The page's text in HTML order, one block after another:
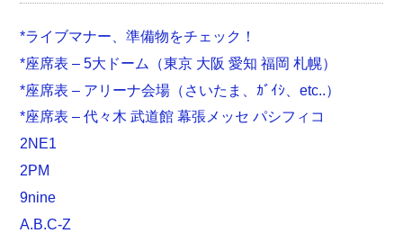
*ライブマナー、準備物をチェック！
*座席表 – 5大ドーム（東京 大阪 愛知 福岡 札幌）
*座席表 – アリーナ会場（さいたま、ｶﾞｲｼ、etc..）
*座席表 – 代々木 武道館 幕張メッセ パシフィコ
2NE1
2PM
9nine
A.B.C-Z